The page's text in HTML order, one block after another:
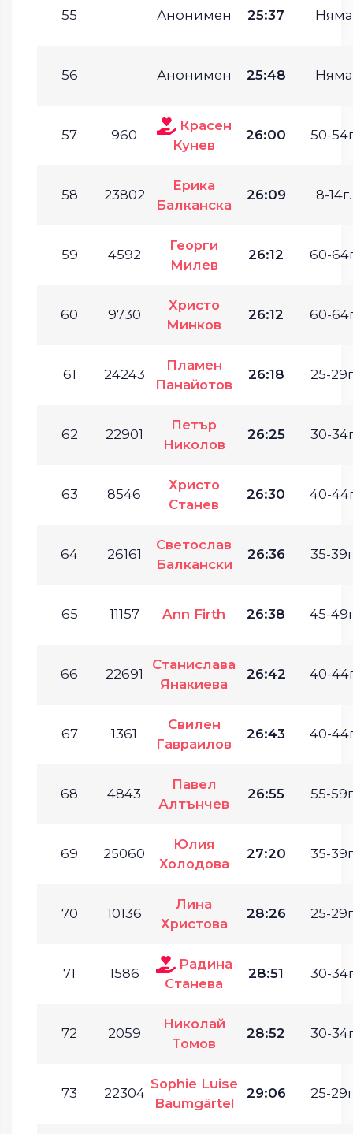
55 Анонимен 25:37 Няма
56 Анонимен 25:48 Няма
57 960
Красен
Кунев
26:00 50-
58 23802
Ерика
Балканска
26:09 8-14г.
59 4592
Георги
Милев
26:12 60-
60 9730
Христо
Минков
26:12 60-
61 24243
Пламен
Панайотов
26:18 25-
62 22901
Петър
Николов
26:25 30-
63 8546
Христо
Станев
26:30 40-
64 26161
Светослав
Балкански
26:36 35-
65 11157 Ann Firth 26:38 45-
66 22691
Станислава
Янакиева
26:42 40-
67 1361
Свилен
Гавраилов
26:43 40-
68 4843
Павел
Алтънчев
26:55 55-
69 25060
Юлия
Холодова
27:20 35-
70 10136
Лина
Христова
28:26 25-
71 1586
Радина
Станева
28:51 30-
72 2059
Николай
Томов
28:52 30-
73 22304
Sophie Luise
Baumgärtel
29:06 25-